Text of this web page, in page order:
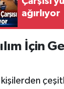
ağırlıyor
İçin
kişilerden